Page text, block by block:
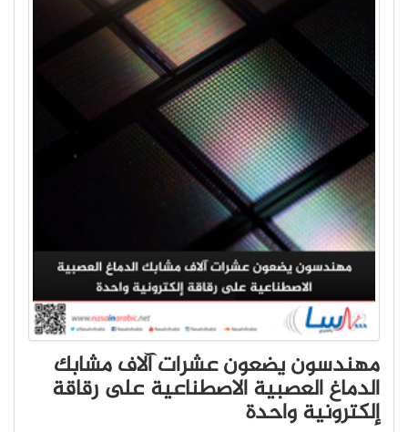
مهندسون يضعون عشرات آلاف مشابك
الدماغ العصبية الاصطناعية على رقاقة
إلكترونية واحدة